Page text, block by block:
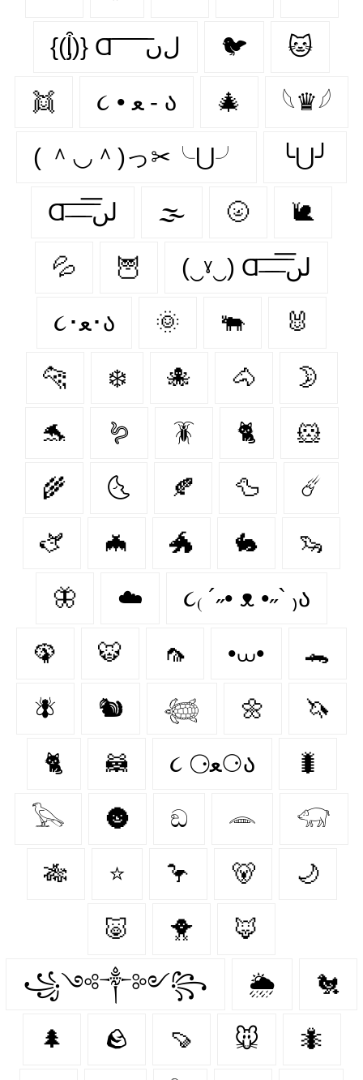
{(ᶅ͒)} Ɑ͞ ͞ ͞ ͞ ͞ ﻝﮞ 🐦‍ 🐱
👯‍ ૮ • ﻌ - ა 🎄 𓆩♛𓆪
( ＾◡＾)っ✂╰⋃╯ ╰⋃╯
Ɑ͞ ̶͞ ̶͞ ̶͞ لں͞ 🌫️ 🌝 🐌
💦 🦉 (‿ˠ‿) Ɑ͞ ̶͞ ̶͞ ̶͞ لں͞
૮･ﻌ･ა 🌞 🐃 🐰
🐆 ❄️ 🐙 🐴 🌛
🐬 🪱 🪳 🐈 🐹
🌾 🌜 🍂 🦆 ☄️
🫏 🦇 🐲 🐇 🦦
🦋 ☁️ ૮₍ ´˶• ᴥ •˶` ₎ა
🦚 🐯 🦟 •⩊• 🐊
🪰 🐿️ 𓆉 🌼 🦄
🐈‍ 🦝 ૮ ⚆ﻌ⚆ა 🐛
𓅂 🌚 ඞ 𓂎 𓃟
🎋 ⭐ 🦩 🐻‍ 🌙
🐷 🐥 🦊
꧁༺༒༻꧂ 🌦️ 🐔
🌲 🪨 🍠 🐭 🐜